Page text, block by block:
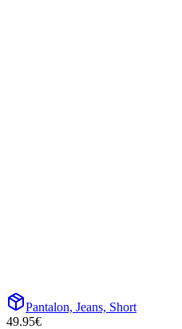
Pantalon, Jeans, Short
49.95€